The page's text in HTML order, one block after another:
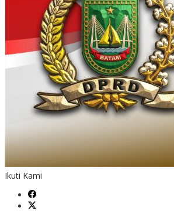
Ikuti Kami